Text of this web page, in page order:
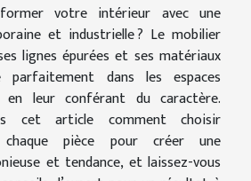
votre intérieur avec une
et industrielle ? Le mobilier
lignes épurées et ses matériaux
parfaitement dans les espaces
leur conférant du caractère.
cet article comment choisir
chaque pièce pour créer une
et tendance, et laissez-vous